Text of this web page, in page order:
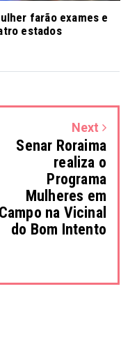
farão exames e
estados
Next
Senar Roraima
realiza o
Programa
Mulheres em
Campo na Vicinal
do Bom Intento